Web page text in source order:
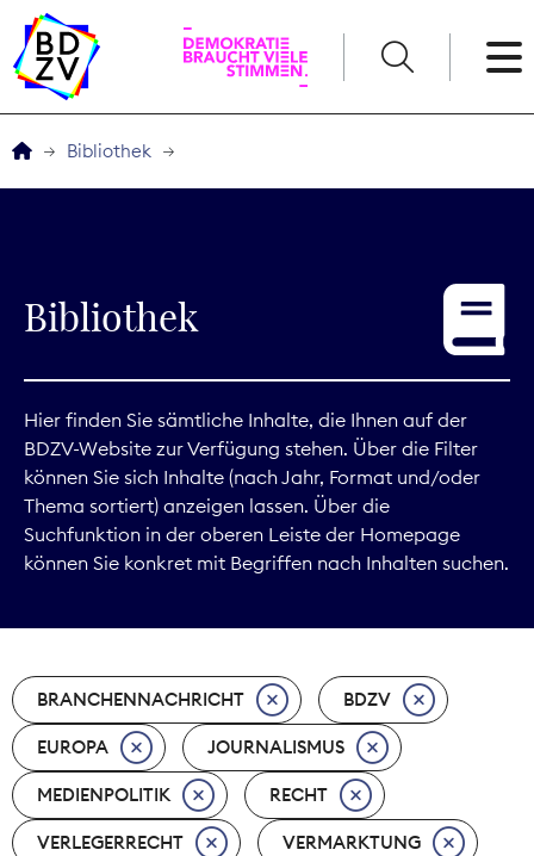
Service
Digitales
Kommunikation
Marktdaten
Nachhaltigkeit
Nachwuchs
Nova Award
Bibliothek
Bibliothek
Hier finden Sie sämtliche Inhalte, die Ihnen auf der
BDZV-Website zur Verfügung stehen. Über die Filter
können Sie sich Inhalte (nach Jahr, Format und/oder
Thema sortiert) anzeigen lassen. Über die
Suchfunktion in der oberen Leiste der Homepage
können Sie konkret mit Begriffen nach Inhalten suchen.
BRANCHENNACHRICHT BDZV
EUROPA JOURNALISMUS
MEDIENPOLITIK RECHT
VERLEGERRECHT VERMARKTUNG